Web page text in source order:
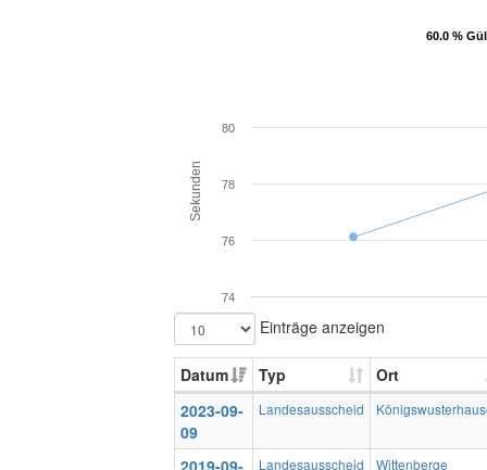
60.0 %
60.0 %
Sekunden
74
76
78
80
Einträge anzeigen
Datum Typ
Ort
2023-09-
09
Landesausscheid
2019-09- Landesausscheid Wittenberge